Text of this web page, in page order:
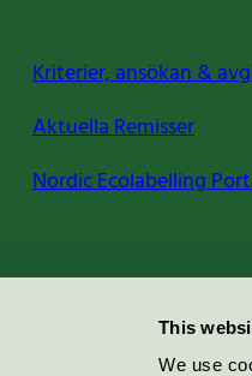
This
We use
Kriterier, ansökan &
Aktuella Remisser
Nordic Ecolabelling
Miljömärkning Sverige AB